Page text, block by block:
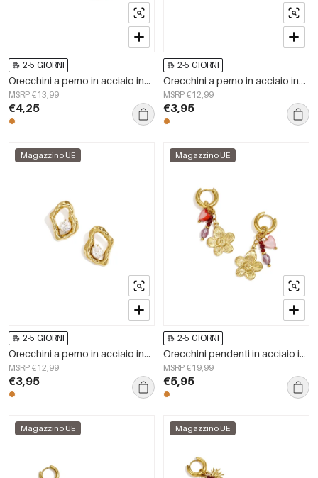
2-5 GIORNI
Orecchini a perno in acciaio inossidabile, forma irregolare, semplici, serie &quot;Semplici per tutti i giorni&quot;, gioielli da donna
MSRP €13,99
€4,25
2-5 GIORNI
Orecchini a perno in acciaio inossidabile, forma irregolare, semplici, serie &quot;Semplici per tutti i giorni&quot;, gioielli da donna
MSRP €12,99
€3,95
Magazzino UE
2-5 GIORNI
Orecchini a perno in acciaio inossidabile, forma geometrica, semplici, serie &quot;Daily Simple&quot;, gioielli da donna.
MSRP €12,99
€3,95
Magazzino UE
2-5 GIORNI
Orecchini pendenti in acciaio inossidabile a forma di fiore, serie Daily Simple, gioielli da donna
MSRP €19,99
€5,95
Magazzino UE Magazzino UE